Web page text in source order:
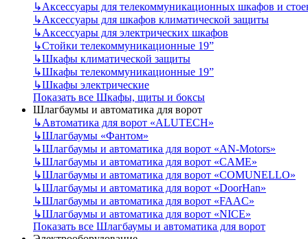
↳Аксессуары для телекоммуникационных шкафов и
↳Аксессуары для шкафов климатической защиты
↳Аксессуары для электрических шкафов
↳Стойки телекоммуникационные 19”
↳Шкафы климатической защиты
↳Шкафы телекоммуникационные 19”
↳Шкафы электрические
Показать все Шкафы, щиты и боксы
Шлагбаумы и автоматика для ворот
↳Автоматика для ворот «ALUTECH»
↳Шлагбаумы «Фантом»
↳Шлагбаумы и автоматика для ворот «AN-Motors»
↳Шлагбаумы и автоматика для ворот «CAME»
↳Шлагбаумы и автоматика для ворот «COMUNELLO»
↳Шлагбаумы и автоматика для ворот «DoorHan»
↳Шлагбаумы и автоматика для ворот «FAAC»
↳Шлагбаумы и автоматика для ворот «NICE»
Показать все Шлагбаумы и автоматика для ворот